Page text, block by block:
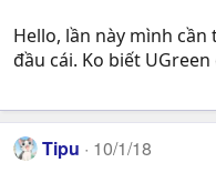
Hello, lần này mình cần
đầu cái. Ko biết
Tipu 10/1/18